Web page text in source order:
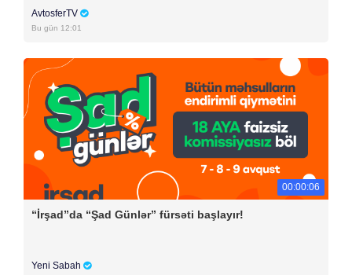
AvtosferTV
Bu gün 12:01
00:00:06
“İrşad”da “Şad Günlər” fürsəti başlayır!
Yeni Sabah